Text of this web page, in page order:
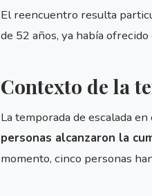
El reencuentro resulta
de 52 años, ya había
Contexto de la
La temporada de escalada
personas alcanzaron la
momento, cinco personas